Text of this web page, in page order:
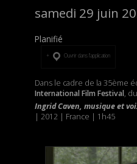
samedi 29 juin
Planifié
Ouvrir dans l’application
Dans le cadre de la 35ème
International Film Festival,
Ingrid Caven, musique et
| 2012 | France | 1h45